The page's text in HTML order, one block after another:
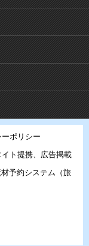
ポリシー
ト提携、広告掲載
予約システム（旅